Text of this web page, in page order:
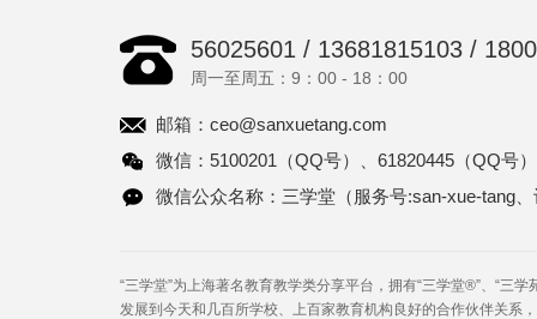
56025601 / 13681815103 /
周一至周五：9：00 - 18：00
邮箱： ceo@sanxuetang.com
微信：5100201（QQ号）、61820445（QQ号）
微信公众名称：三学堂（服务号:san-xue-tang
“三学堂”为上海著名教育教学类分享平台，拥有“三学堂®”、“
发展到今天和几百所学校、上百家教育机构良好的合作伙伴关系